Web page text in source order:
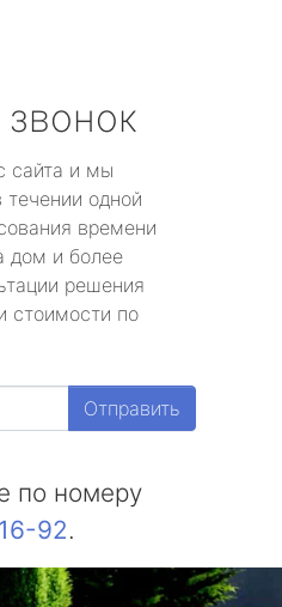
звонок
сайта и мы
одной
времени
дом и более
решения
стоимости по
Отправить
по номеру
92.